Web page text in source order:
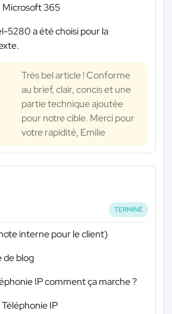
365
5280 a été choisi pour la
Très bel article ! Conforme
au brief, clair, concis et une
partie technique ajoutée
pour notre cible. Merci pour
votre rapidité, Emilie
TERMINÉ
interne pour le client)
de blog
IP comment ça marche ?
IP